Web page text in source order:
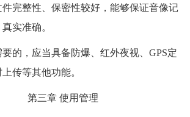
件完整性、保密性较好，能够保证音像记
实准确。
的，应当具备防爆、红外夜视、GPS定
传等其他功能。
第三章 使用管理